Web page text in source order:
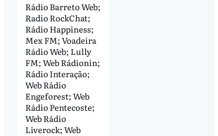
Rádio Barreto Web;
Radio RockChat;
Rádio Happiness;
Mex FM; Voadeira
Rádio Web; Lully
FM; Web Rádionin;
Rádio Interação;
Web Rádio
Engeforest; Web
Rádio Pentecoste;
Web Rádio
Liverock; Web